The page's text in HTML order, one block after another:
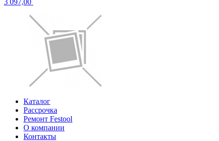
3 097,00
Каталог
Рассрочка
Ремонт Festool
О компании
Контакты